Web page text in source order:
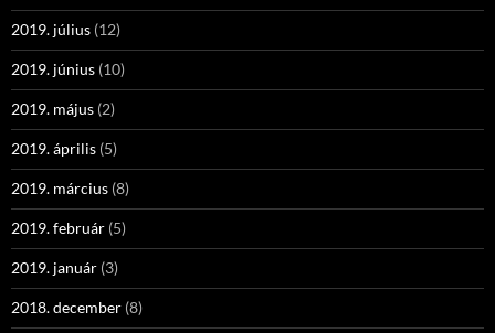
2019. július (12)
2019. június (10)
2019. május (2)
2019. április (5)
2019. március (8)
2019. február (5)
2019. január (3)
2018. december (8)